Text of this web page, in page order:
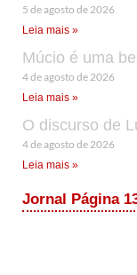
5 de agosto de 2026
Leia mais »
Múcio é uma
4 de agosto de 2026
Leia mais »
O discurso de
4 de agosto de 2026
Leia mais »
Jornal Página